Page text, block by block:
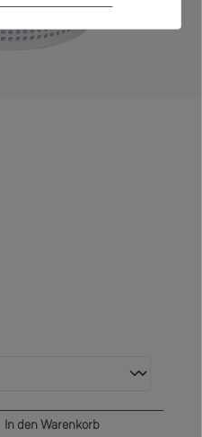
gewünschten Wert
In den Warenkorb